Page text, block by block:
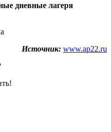
дневные лагеря
Источник: www.ap22.ru